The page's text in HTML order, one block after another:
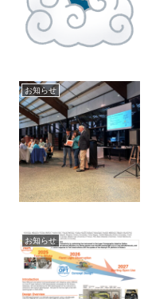
お知らせ
お知らせ